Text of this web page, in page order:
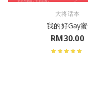
大将话本
我的好Gay蜜
RM30.00